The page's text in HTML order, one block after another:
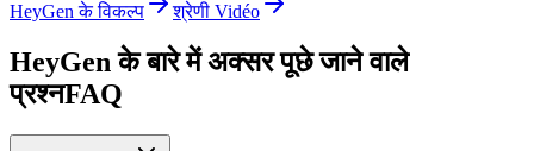
HeyGen के विकल्प
श्रेणी Vidéo
HeyGen के बारे में अक्सर पूछे जाने वाले
प्रश्नFAQ